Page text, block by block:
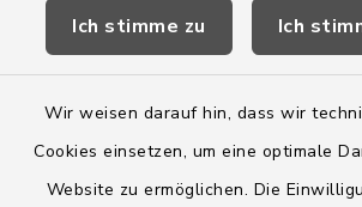
Ich stimme zu Ich
Wir weisen darauf hin, dass wir
Cookies einsetzen, um eine optimale
Website zu ermöglichen. Die
Wege-Zweckverband